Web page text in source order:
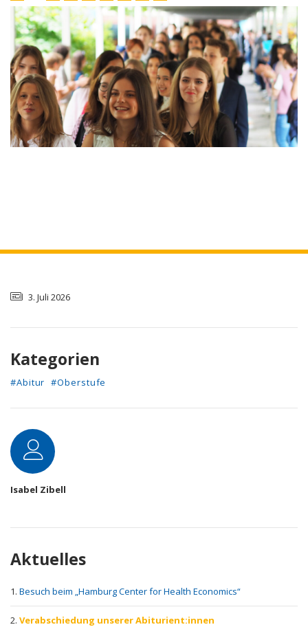
3. Juli 2026
Kategorien
#Abitur #Oberstufe
Autor
Isabel Zibell
Aktuelles
Besuch beim „Hamburg Center for Health Economics“
Verabschiedung unserer Abiturient:innen